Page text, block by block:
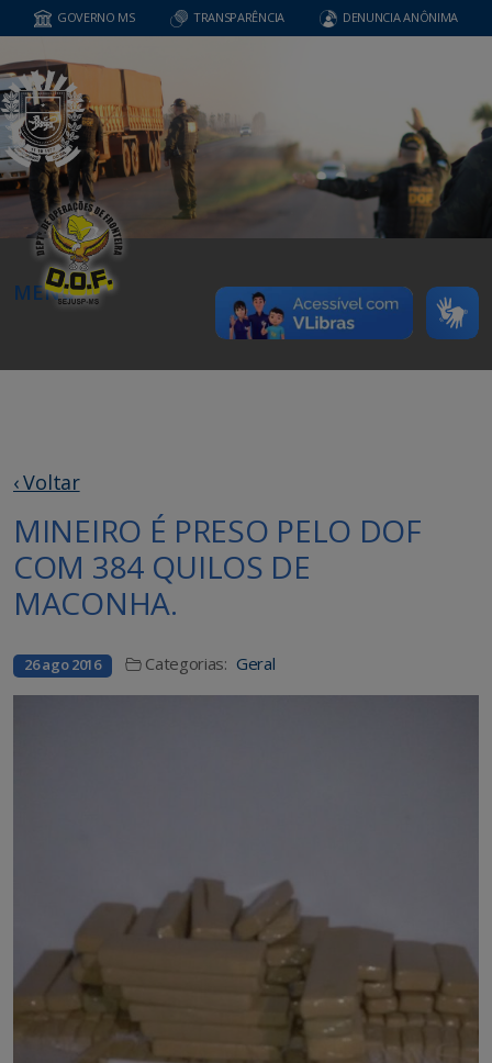
GOVERNO MS TRANSPARÊNCIA DENUNCIA ANÔNIMA
MENU
‹ Voltar
MINEIRO É PRESO PELO DOF
COM 384 QUILOS DE
MACONHA.
26 ago 2016 Categorias: Geral